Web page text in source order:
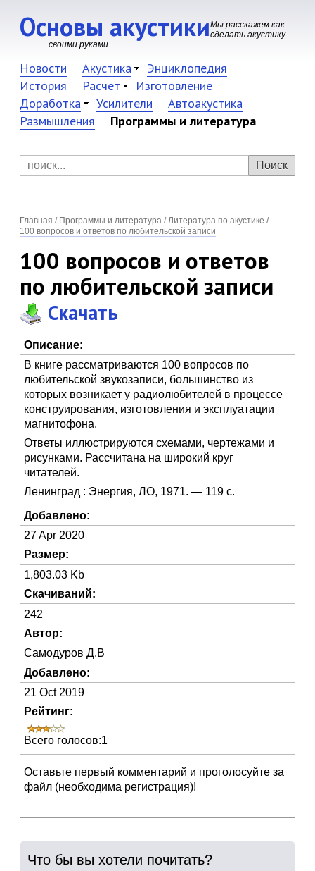
Основы акустикиМы расскажем как
сделать акустику
своими руками
Новости Акустика
Энциклопедия
История
Расчет
Изготовление
Доработка
Усилители
Автоакустика
Размышления
Программы и литература
Главная / Программы и литература / Литература по акустике /
100 вопросов и ответов по любительской записи
100 вопросов и ответов
по любительской записи
Скачать
Описание:
В книге рассматриваются 100 вопросов по
любительской звукозаписи, большинство из
которых возникает у радиолюбителей в процессе
конструирования, изготовления и эксплуатации
магнитофона.
Ответы иллюстрируются схемами, чертежами и
рисунками. Рассчитана на широкий круг
читателей.
Ленинград : Энергия, ЛО, 1971. — 119 с.
Добавлено:
27 Apr 2020
Размер:
1,803.03 Kb
Скачиваний:
242
Автор:
Самодуров Д.В
Добавлено:
21 Oct 2019
Рейтинг:
Всего голосов:1
Оставьте первый комментарий и проголосуйте за
файл (необходима регистрация)!
Что бы вы хотели почитать?